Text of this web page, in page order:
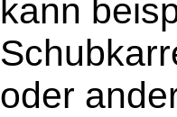
kann
oder